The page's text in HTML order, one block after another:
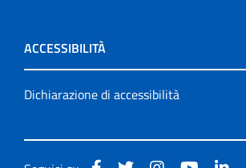
ACCESSIBILITÀ
Dichiarazione di accessibilità